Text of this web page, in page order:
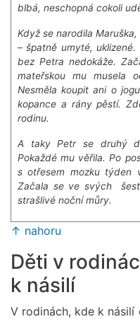
blbá, neschopná cokoli
Když se narodila
– špatně umyté,
bez Petra nedokáže.
mateřskou mu musela
Nesměla koupit ani o
kopance a rány pěstí.
rodinu.
A taky Petr se druhý
Pokaždé mu věřila. Po
s otřesem mozku týden
Začala se ve svých
strašlivé noční můry.
↑ nahoru
Děti v
k násilí
V rodinách, kde k